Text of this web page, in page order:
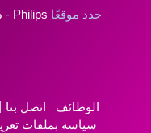
حدد موقعًاPhilips - دولة الإمارات العربية المتحدة
الوظائف اتصل بنا
سياسة بملفات